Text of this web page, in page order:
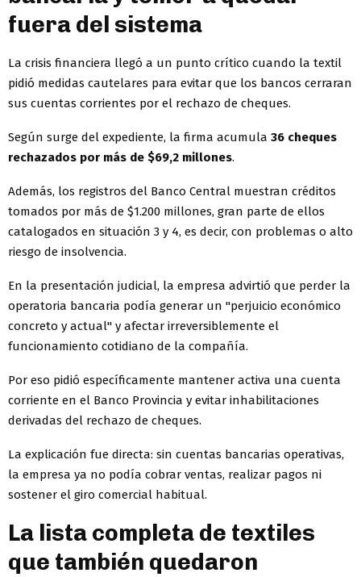
fuera del sistema
La crisis financiera llegó a un punto crítico cuando la textil
pidió medidas cautelares para evitar que los bancos cerraran
sus cuentas corrientes por el rechazo de cheques.
Según surge del expediente, la firma acumula 36 cheques
rechazados por más de $69,2 millones.
Además, los registros del Banco Central muestran créditos
tomados por más de $1.200 millones, gran parte de ellos
catalogados en situación 3 y 4, es decir, con problemas o alto
riesgo de insolvencia.
En la presentación judicial, la empresa advirtió que perder la
operatoria bancaria podía generar un "perjuicio económico
concreto y actual" y afectar irreversiblemente el
funcionamiento cotidiano de la compañía.
Por eso pidió específicamente mantener activa una cuenta
corriente en el Banco Provincia y evitar inhabilitaciones
derivadas del rechazo de cheques.
La explicación fue directa: sin cuentas bancarias operativas,
la empresa ya no podía cobrar ventas, realizar pagos ni
sostener el giro comercial habitual.
La lista completa de textiles
que también quedaron